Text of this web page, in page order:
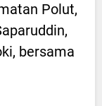
Polut,
bersama